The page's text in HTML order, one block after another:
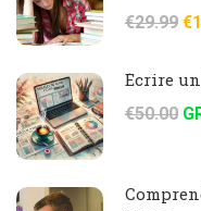
€29.99
Écrire un
€50.00